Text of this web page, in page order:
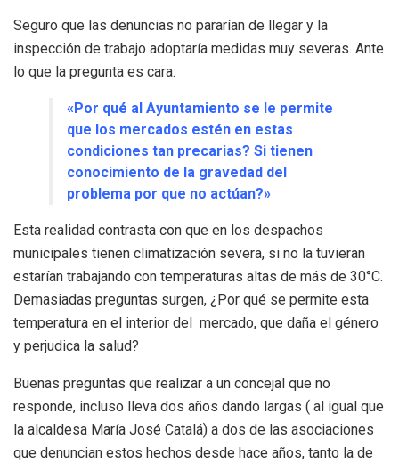
Seguro que las denuncias no pararían de llegar y la
inspección de trabajo adoptaría medidas muy severas. Ante
lo que la pregunta es cara:
«Por qué al Ayuntamiento se le permite
que los mercados estén en estas
condiciones tan precarias? Si tienen
conocimiento de la gravedad del
problema por que no actúan?»
Esta realidad contrasta con que en los despachos
municipales tienen climatización severa, si no la tuvieran
estarían trabajando con temperaturas altas de más de 30°C.
Demasiadas preguntas surgen, ¿Por qué se permite esta
temperatura en el interior del mercado, que daña el género
y perjudica la salud?
Buenas preguntas que realizar a un concejal que no
responde, incluso lleva dos años dando largas ( al igual que
la alcaldesa María José Catalá) a dos de las asociaciones
que denuncian estos hechos desde hace años, tanto la de